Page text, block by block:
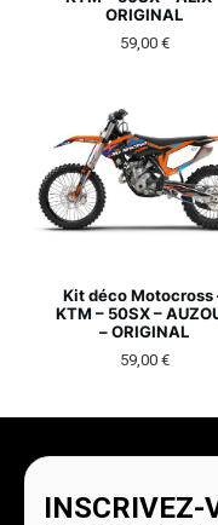
ORIGINAL
59,00 €
Kit déco Motocross
KTM – 50SX –
– ORIGINAL
59,00 €
INSCRIVEZ-